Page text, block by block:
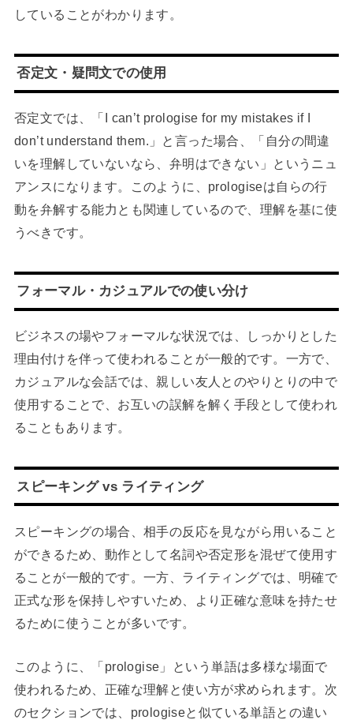
していることがわかります。
否定文・疑問文での使用
否定文では、「I can’t prologise for my mistakes if I
don’t understand them.」と言った場合、「自分の間違
いを理解していないなら、弁明はできない」というニュ
アンスになります。このように、prologiseは自らの行
動を弁解する能力とも関連しているので、理解を基に使
うべきです。
フォーマル・カジュアルでの使い分け
ビジネスの場やフォーマルな状況では、しっかりとした
理由付けを伴って使われることが一般的です。一方で、
カジュアルな会話では、親しい友人とのやりとりの中で
使用することで、お互いの誤解を解く手段として使われ
ることもあります。
スピーキング vs ライティング
スピーキングの場合、相手の反応を見ながら用いること
ができるため、動作として名詞や否定形を混ぜて使用す
ることが一般的です。一方、ライティングでは、明確で
正式な形を保持しやすいため、より正確な意味を持たせ
るために使うことが多いです。
このように、「prologise」という単語は多様な場面で
使われるため、正確な理解と使い方が求められます。次
のセクションでは、prologiseと似ている単語との違い